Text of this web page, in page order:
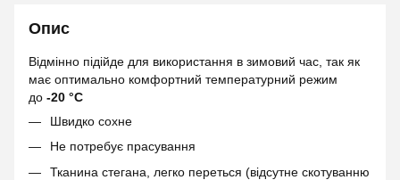
Опис
Відмінно підійде для використання в зимовий час, так як
має оптимально комфортний температурний режим
до -20 °C
Швидко сохне
Не потребує прасування
Тканина стегана, легко переться (відсутне скотуванню